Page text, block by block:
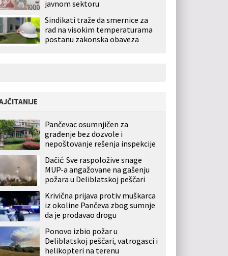
javnom sektoru
Sindikati traže da smernice za
rad na visokim temperaturama
postanu zakonska obaveza
Pančevac osumnjičen za
građenje bez dozvole i
nepoštovanje rešenja inspekcije
Dačić: Sve raspoložive snage
MUP-a angažovane na gašenju
požara u Deliblatskoj peščari
Krivična prijava protiv muškarca
iz okoline Pančeva zbog sumnje
da je prodavao drogu
Ponovo izbio požar u
Deliblatskoj peščari, vatrogasci i
helikopteri na terenu